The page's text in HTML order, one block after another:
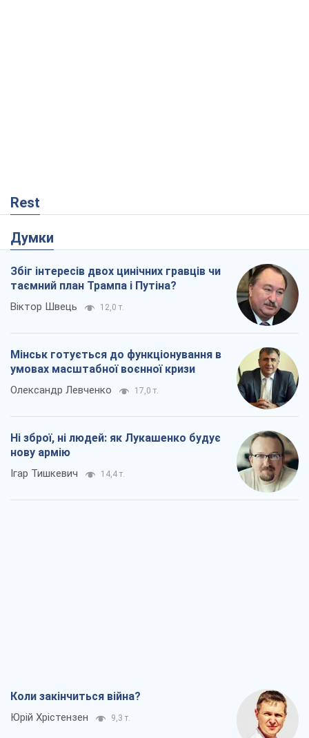
Rest
Думки
Збіг інтересів двох цинічних гравців чи
таємний план Трампа і Путіна?
Віктор Швець 12,0 т.
Мінськ готується до функціонування в
умовах масштабної воєнної кризи
Олександр Левченко 17,0 т.
Ні зброї, ні людей: як Лукашенко будує
нову армію
Ігар Тишкевич 14,4 т.
Коли закінчиться війна?
Юрій Хрістензен 9,3 т.